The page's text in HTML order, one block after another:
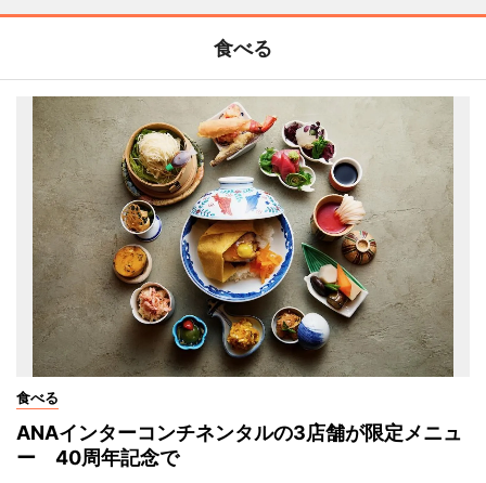
食べる
食べる
ANAインターコンチネンタルの3店舗が限定メニュ
ー 40周年記念で